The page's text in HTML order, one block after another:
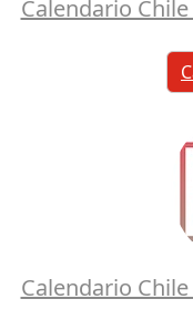
Calendario
Calendario